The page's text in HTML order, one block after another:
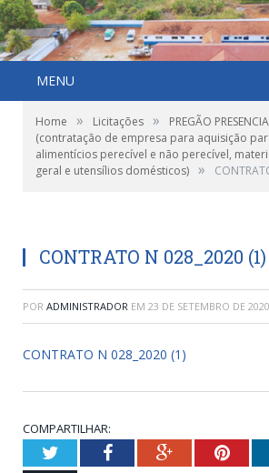
MENU
Home » Licitações »
PREGÃO
(contratação de empresa para aquisição
alimentícios perecível e não perecível,
geral e utensílios domésticos) »
CONTRATO N 028_2020 (1)
POR ADMINISTRADOR EM 23 DE SETEMBRO DE 2020
CONTRATO N 028_2020 (1)
COMPARTILHAR:
TwitterFacebookGoogle+